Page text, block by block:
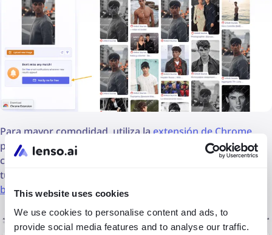
This website uses cookies
We use cookies to personalise content and ads, to
provide social media features and to analyse our traffic.
Para mayor comodidad, utiliza la extensión de Chrome
para iniciar una búsqueda facial desde cualquier sitio web
con un solo clic. Alternativamente, si deseas integrarlo en
tu flujo de trabajo o producto, puedes usar la
búsqueda facial.